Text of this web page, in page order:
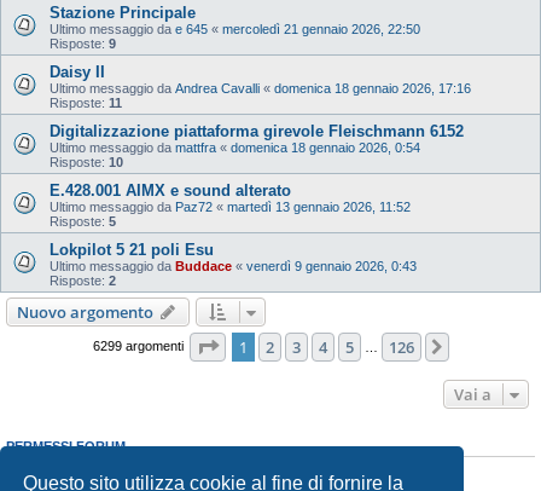
Questo sito utilizza cookie al fine di fornire la
Stazione Principale
Ultimo messaggio da e 645 « mercoledì 21 gennaio 2026, 22:50
Risposte: 9
Daisy II
Ultimo messaggio da Andrea Cavalli « domenica 18 gennaio 2026, 17:16
Risposte: 11
Digitalizzazione piattaforma girevole Fleischmann 6152
Ultimo messaggio da mattfra « domenica 18 gennaio 2026, 0:54
Risposte: 10
E.428.001 AIMX e sound alterato
Ultimo messaggio da Paz72 « martedì 13 gennaio 2026, 11:52
Risposte: 5
Lokpilot 5 21 poli Esu
Ultimo messaggio da Buddace « venerdì 9 gennaio 2026, 0:43
Risposte: 2
Nuovo argomento
6299 argomenti Pagina di 126
1 2 3 4 5 126
Vai a
PERMESSI FORUM
Non puoirispondere negli argomenti